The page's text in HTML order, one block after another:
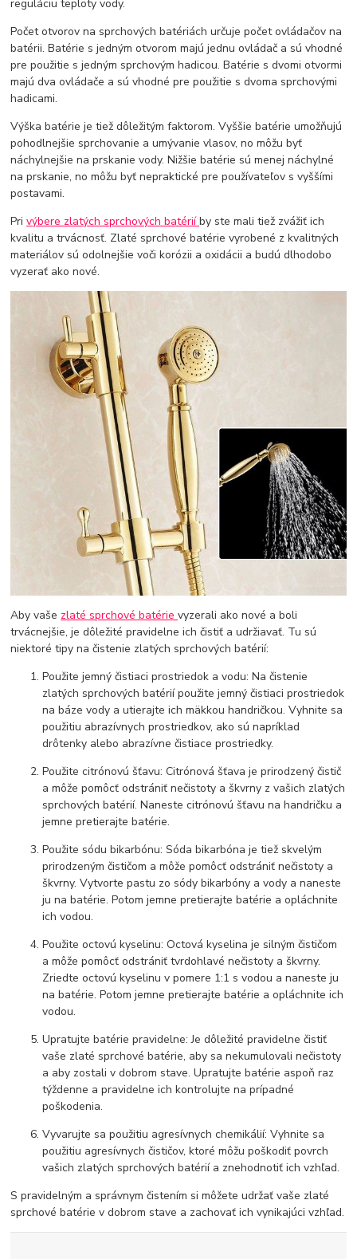
reguláciu teploty vody.
Počet otvorov na sprchových batériách určuje počet ovládačov na
batérii. Batérie s jedným otvorom majú jednu ovládač a sú vhodné
pre použitie s jedným sprchovým hadicou. Batérie s dvomi otvormi
majú dva ovládače a sú vhodné pre použitie s dvoma sprchovými
hadicami.
Výška batérie je tiež dôležitým faktorom. Vyššie batérie umožňujú
pohodlnejšie sprchovanie a umývanie vlasov, no môžu byť
náchylnejšie na prskanie vody. Nižšie batérie sú menej náchylné
na prskanie, no môžu byť nepraktické pre používateľov s vyššími
postavami.
Privýbere zlatých sprchových batériíby ste mali tiež zvážiť ich
kvalitu a trvácnosť. Zlaté sprchové batérie vyrobené z kvalitných
materiálov sú odolnejšie voči korózii a oxidácii a budú dlhodobo
vyzerať ako nové.
Aby vaše zlaté sprchové batérievyzerali ako nové a boli
trvácnejšie, je dôležité pravidelne ich čistiť a udržiavať. Tu sú
niektoré tipy na čistenie zlatých sprchových batérií:
Použite jemný čistiaci prostriedok a vodu: Na čistenie
zlatých sprchových batérií použite jemný čistiaci prostriedok
na báze vody a utierajte ich mäkkou handričkou. Vyhnite sa
použitiu abrazívnych prostriedkov, ako sú napríklad
drôtenky alebo abrazívne čistiace prostriedky.
Použite citrónovú šťavu: Citrónová šťava je prirodzený čistič
a môže pomôcť odstrániť nečistoty a škvrny z vašich zlatých
sprchových batérií. Naneste citrónovú šťavu na handričku a
jemne pretierajte batérie.
Použite sódu bikarbónu: Sóda bikarbóna je tiež skvelým
prirodzeným čističom a môže pomôcť odstrániť nečistoty a
škvrny. Vytvorte pastu zo sódy bikarbóny a vody a naneste
ju na batérie. Potom jemne pretierajte batérie a opláchnite
ich vodou.
Použite octovú kyselinu: Octová kyselina je silným čističom
a môže pomôcť odstrániť tvrdohlavé nečistoty a škvrny.
Zriedte octovú kyselinu v pomere 1:1 s vodou a naneste ju
na batérie. Potom jemne pretierajte batérie a opláchnite ich
vodou.
Upratujte batérie pravidelne: Je dôležité pravidelne čistiť
vaše zlaté sprchové batérie, aby sa nekumulovali nečistoty
a aby zostali v dobrom stave. Upratujte batérie aspoň raz
týždenne a pravidelne ich kontrolujte na prípadné
poškodenia.
Vyvarujte sa použitiu agresívnych chemikálií: Vyhnite sa
použitiu agresívnych čističov, ktoré môžu poškodiť povrch
vašich zlatých sprchových batérií a znehodnotiť ich vzhľad.
S pravidelným a správnym čistením si môžete udržať vaše zlaté
sprchové batérie v dobrom stave a zachovať ich vynikajúci vzhľad.